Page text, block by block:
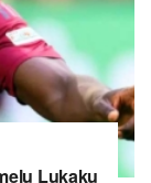
Lukaku